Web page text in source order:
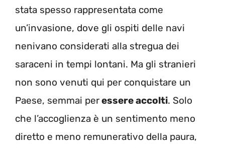
stata spesso rappresentata come
un’invasione, dove gli ospiti delle navi
nenivano considerati alla stregua dei
saraceni in tempi lontani. Ma gli stranieri
non sono venuti qui per conquistare un
Paese, semmai peressere accolti. Solo
che l’accoglienza è un sentimento meno
diretto e meno remunerativo della paura,